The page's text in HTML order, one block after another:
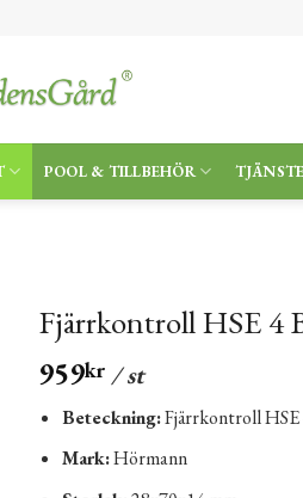
POOL & TILLBEHÖR
Fjärrkontroll HSE 4
959kr/ st
Beteckning:Fjärrkontroll HSE
Mark:Hörmann